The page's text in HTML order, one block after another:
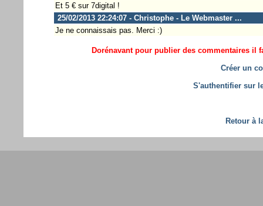
Et 5 € sur 7digital !
25/02/2013 22:24:07 - Christophe - Le Webmaster ...
Je ne connaissais pas. Merci :)
Dorénavant pour publier des commentaires il
Créer un
S'authentifier sur
Retour à